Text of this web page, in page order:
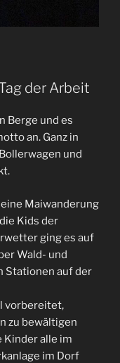
der Arbeit
Berge und es
an. Ganz in
und
Maiwanderung
Kids der
ging es auf
Wald- und
Stationen auf der
vorbereitet,
zu bewältigen
Kinder alle im
im Dorf